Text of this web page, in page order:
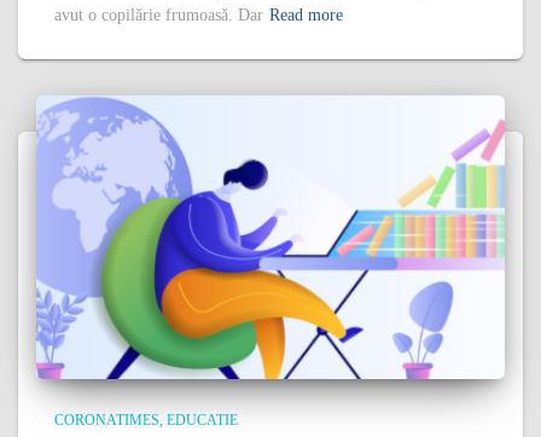
avut o copilărie frumoasă. Dar Read more
CORONATIMES EDUCATIE